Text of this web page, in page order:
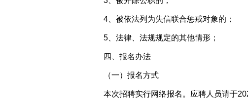
4、被依法列为失信联合惩戒对象的；
5、法律、法规规定的其他情形；
四、报名办法
（一）报名方式
本次招聘实行网络报名。应聘人员请于